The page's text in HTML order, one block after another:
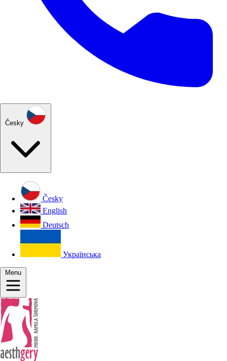
Česky
Česky
English
Deutsch
Українська
Menu